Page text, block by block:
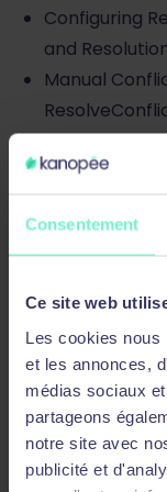
Consentement
Ce site web
Les cookies nous
et les annonces,
médias sociaux
partageons
notre site avec
publicité et
Configuring
and
Manual
Configuring
Make
Configure
for Conflict
Configure
for Error
What is a
Conflict
Making the
Available to
MAP